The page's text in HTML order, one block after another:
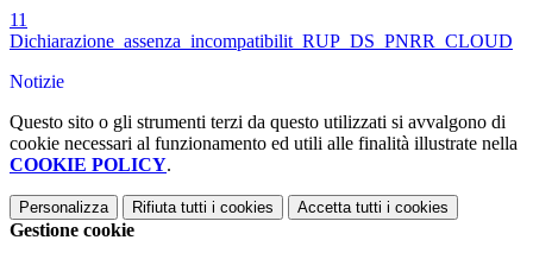
11
Dichiarazione_assenza_incompatibilit_RUP_DS_PNRR_CLOUD
Notizie
Questo sito o gli strumenti terzi da questo utilizzati si avvalgono di
cookie necessari al funzionamento ed utili alle finalità illustrate nella
COOKIE POLICY.
Personalizza Rifiuta tutti i cookies Accetta tutti i cookies
Gestione cookie